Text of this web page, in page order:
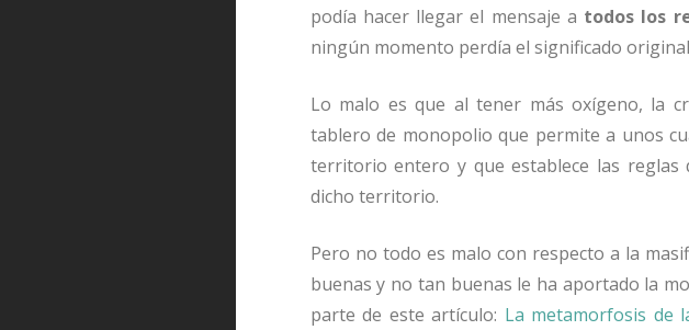
podía hacer llegar el mensaje a todos los
ningún momento perdía el significado
Lo malo es que al tener más oxígeno, la
tablero de monopolio que permite a unos
territorio entero y que establece las
dicho territorio.
Pero no todo es malo con respecto a la
buenas y no tan buenas le ha aportado la
parte de este artículo: La metamorfosis de